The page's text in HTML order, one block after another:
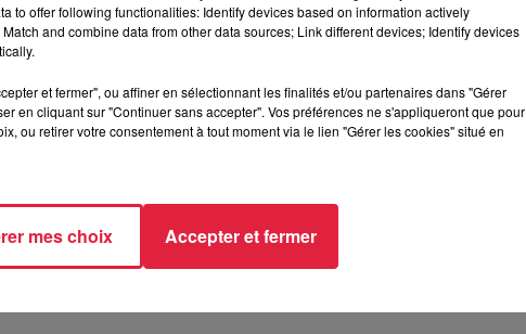
CRIGRugby/
to offer following functionalities: Identify devices based on information actively
and combine data from other data sources; Link different devices; Identify devices
et fermer", ou affiner en sélectionnant les finalités et/ou partenaires dans "Gérer
en cliquant sur "Continuer sans accepter". Vos préférences ne s'appliqueront que pour
ou retirer votre consentement à tout moment via le lien "Gérer les cookies" situé en
mes choix Accepter et fermer